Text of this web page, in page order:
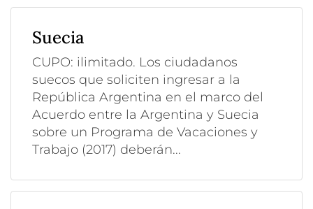
Suecia
CUPO: ilimitado. Los ciudadanos
suecos que soliciten ingresar a la
República Argentina en el marco del
Acuerdo entre la Argentina y Suecia
sobre un Programa de Vacaciones y
Trabajo (2017) deberán...